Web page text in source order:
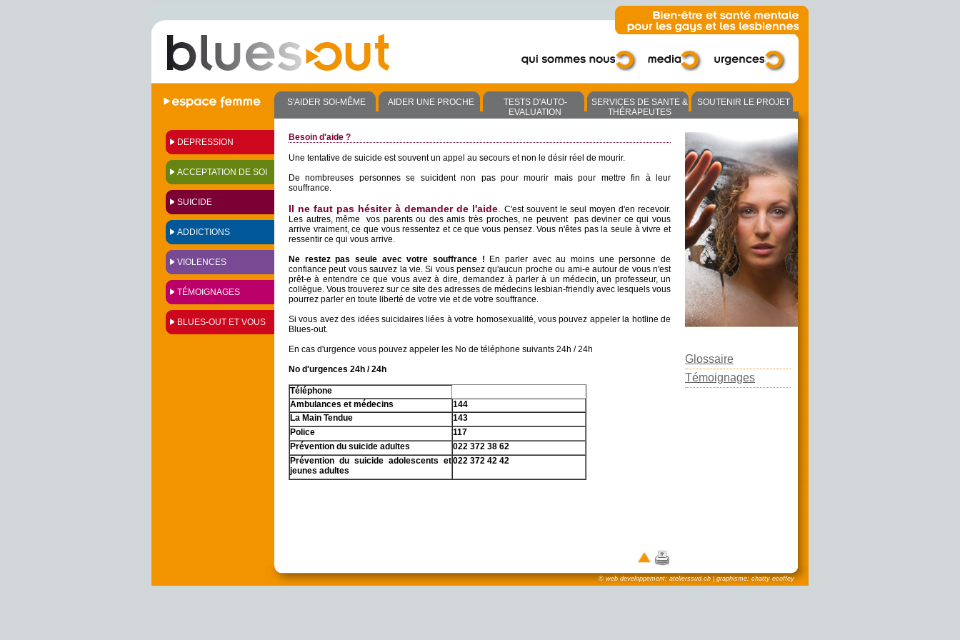
S'AIDER SOI-MÊME AIDER UNE PROCHE
TESTS D'AUTO-
EVALUATION
SERVICES DE SANTE &
THÉRAPEUTES
SOUTENIR LE PROJET
DEPRESSION
ACCEPTATION DE SOI
SUICIDE
ADDICTIONS
VIOLENCES
TÉMOIGNAGES
BLUES-OUT ET VOUS
Besoin d'aide ?
Une tentative de suicide est souvent un appel au secours et non le désir réel de mourir.
De nombreuses personnes se suicident non pas pour mourir mais pour mettre fin à leur
souffrance.
Il ne faut pas hésiter à demander de l'aide
C'est souvent le seul moyen d'en recevoir.
Les autres, même vos parents ou des amis très proches, ne peuvent pas deviner ce qui vous
arrive vraiment, ce que vous ressentez et ce que vous pensez. Vous n'êtes pas la seule à vivre et
ressentir ce qui vous arrive.
Ne restez pas seule avec votre souffrance !
En parler avec au moins une personne de
confiance peut vous sauvez la vie. Si vous pensez qu'aucun proche ou ami-e autour de vous n'est
prêt-e à entendre ce que vous avez à dire, demandez à parler à un médecin, un professeur, un
collègue. Vous trouverez sur ce site des adresses de médecins lesbian-friendly avec lesquels vous
pourrez parler en toute liberté de votre vie et de votre souffrance.
Si vous avez des idées suicidaires liées à votre homosexualité, vous pouvez appeler la hotline de
Blues-out.
En cas d'urgence vous pouvez appeler les No de téléphone suivants 24h / 24h
No d'urgences 24h / 24h
Téléphone
Ambulances et médecins
144
La Main Tendue
143
Police
117
Prévention du suicide adultes
022 372 38 62
Prévention du suicide adolescents et
jeunes adultes
022 372 42 42
Glossaire
Témoignages
© web developpement: atelierssud.ch | graphisme: chatty ecoffey